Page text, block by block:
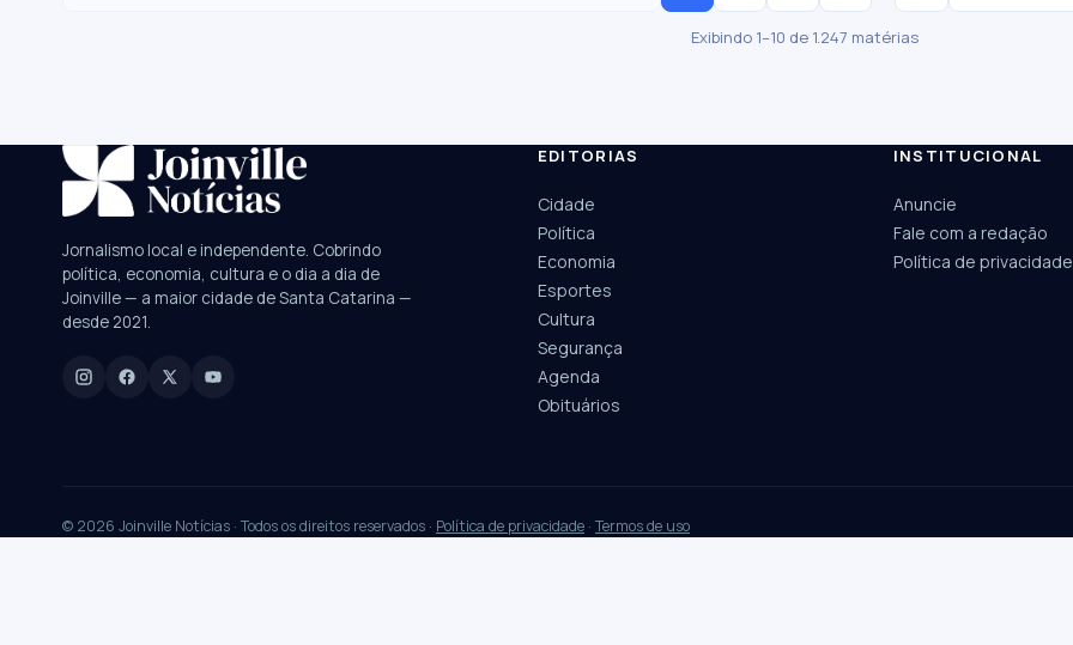
Exibindo 1–10 de 1.247 matérias
SUGESTÕES: JEC Contorno viário Câmara
Digite para buscar
Jornalismo local e independente. Cobrindo
política, economia, cultura e o dia a dia de
Joinville — a maior cidade de Santa Catarina —
desde 2021.
EDITORIAS
Cidade
Política
Economia
Esportes
Cultura
Segurança
Agenda
Obituários
INSTITUCIONAL
Anuncie
Fale com a redação
Política de privacidade
© 2026 Joinville Notícias · Todos os direitos reservados · Política de privacidade · Termos de uso